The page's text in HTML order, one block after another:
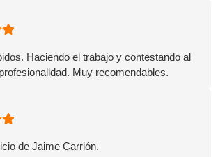
Haciendo el trabajo y contestando al
Muy recomendables.
de Jaime Carrión.